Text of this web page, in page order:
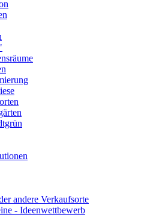
andere Verkaufsorte
- Ideenwettbewerb